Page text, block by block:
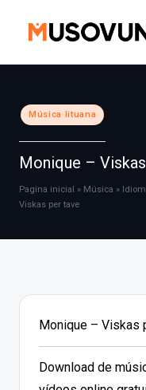
Posted
in
Música lituana
Monique –
Pagina inicial » Música »
Viskas per tave
Monique – Viskas
Download de